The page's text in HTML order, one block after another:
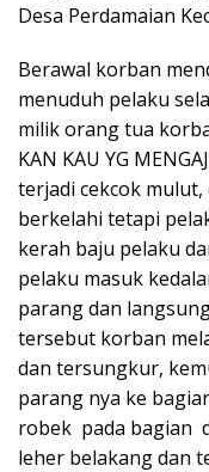
Desa Perdamaian
Berawal korban
menuduh pelaku
milik orang tua
KAN KAU YG
terjadi cekcok
berkelahi tetapi
kerah baju pelaku
pelaku masuk
parang dan
tersebut korban
dan tersungkur,
parang nya ke
robek pada bagian
leher belakang dan